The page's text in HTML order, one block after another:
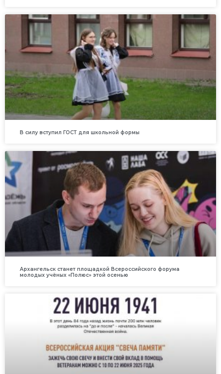
В силу вступил ГОСТ для школьной формы
Архангельск станет площадкой Всероссийского форума
молодых учёных «Полюс» этой осенью